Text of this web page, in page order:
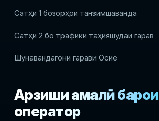
Сатҳи 1 бозорҳои танзимшаванда
Сатҳи 2 бо трафики таҳияшудаи гарав
Шунавандагони гарави Осиё
Арзиши амалӣ барои
оператор